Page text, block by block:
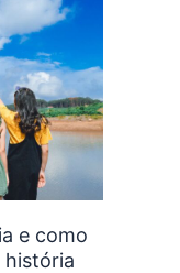
e como
história